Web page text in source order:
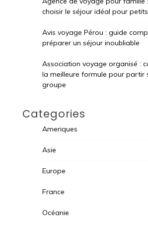
choisir le séjour idéal pour
Avis voyage Pérou : guide
préparer un séjour inoubliable
Association voyage organisé :
la meilleure formule pour partir
groupe
Categories
Ameriques
Asie
Europe
France
Océanie